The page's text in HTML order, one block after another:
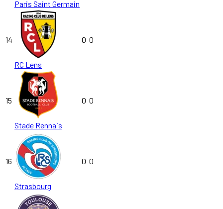
Paris Saint Germain
14
RC Lens
0 0
15
Stade Rennais
0 0
16
Strasbourg
0 0